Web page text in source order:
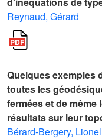
Reynaud, Gérard
Quelques exemples
toutes les
fermées et de
résultats sur leur
Bérard-Bergery, Lionel